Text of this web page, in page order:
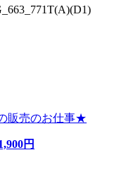
販売のお仕事★
円